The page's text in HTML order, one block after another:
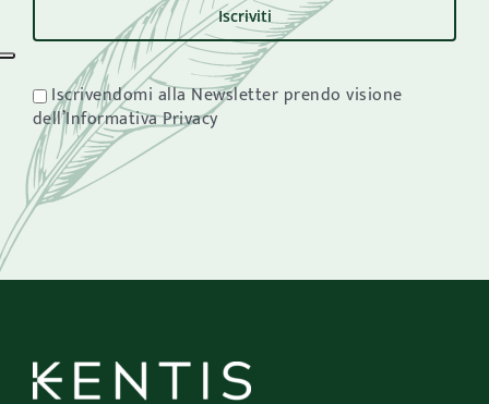
Iscrivendomi alla Newsletter prendo visione
dell’Informativa Privacy